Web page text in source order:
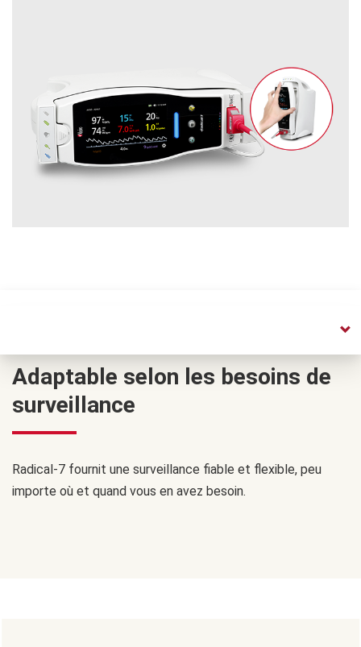
Adaptable selon les besoins de
surveillance
Radical-7 fournit une surveillance fiable et flexible, peu
importe où et quand vous en avez besoin.